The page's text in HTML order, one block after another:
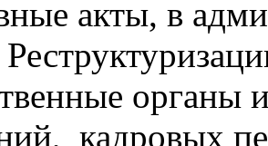
акты, в
кадровых